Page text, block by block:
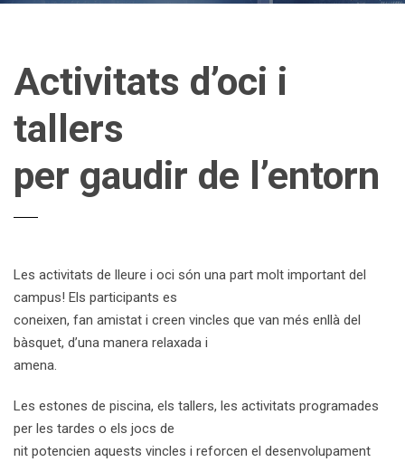
Activitats d’oci i
tallers
per gaudir de l’entorn
Les activitats de lleure i oci són una part molt important del
campus! Els participants es
coneixen, fan amistat i creen vincles que van més enllà del
bàsquet, d’una manera relaxada i
amena.
Les estones de piscina, els tallers, les activitats programades
per les tardes o els jocs de
nit potencien aquests vincles i reforcen el desenvolupament